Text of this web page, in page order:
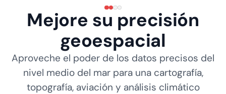
Mejore su precisión
geoespacial
Aproveche el poder de los datos precisos del
nivel medio del mar para una cartografía,
topografía, aviación y análisis climático